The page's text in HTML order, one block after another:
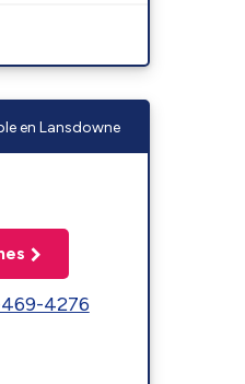
en Lansdowne
4276